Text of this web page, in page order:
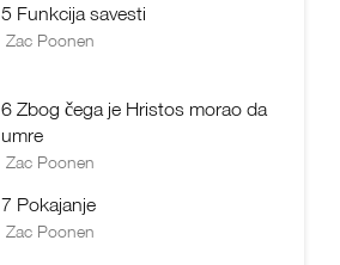
5 Funkcija savesti
Zac Poonen
6 Zbog čega je Hristos morao da
umre
Zac Poonen
7 Pokajanje
Zac Poonen